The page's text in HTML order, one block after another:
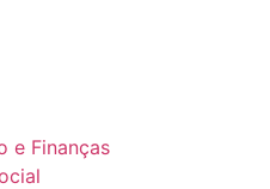
e Finanças